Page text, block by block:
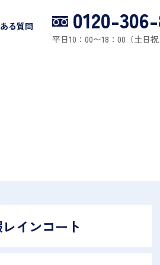
る質問 0120-
平日10：00〜18：00（土日祝
インコート